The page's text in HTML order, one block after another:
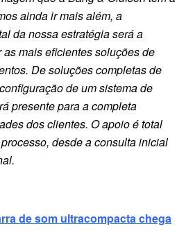
ainda ir mais além, a
da nossa estratégia será a
mais eficientes soluções de
De soluções completas de
de um sistema de
presente para a completa
dos clientes. O apoio é total
desde a consulta inicial
de som ultracompacta chega